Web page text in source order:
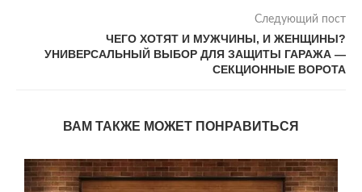
Следующий пост
ЧЕГО ХОТЯТ И МУЖЧИНЫ, И ЖЕНЩИНЫ?
УНИВЕРСАЛЬНЫЙ ВЫБОР ДЛЯ ЗАЩИТЫ ГАРАЖА ―
СЕКЦИОННЫЕ ВОРОТА
ВАМ ТАКЖЕ МОЖЕТ ПОНРАВИТЬСЯ